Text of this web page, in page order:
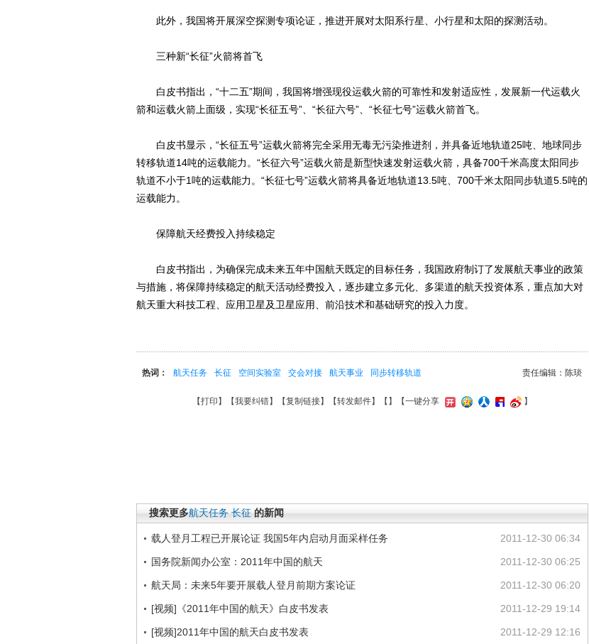
此外，我国将开展深空探测专项论证，推进开展对太阳系行星、小行星和太阳的探测活动。
三种新“长征”火箭将首飞
白皮书指出，“十二五”期间，我国将增强现役运载火箭的可靠性和发射适应性，发展新一代运载火
箭和运载火箭上面级，实现“长征五号”、“长征六号”、“长征七号”运载火箭首飞。
白皮书显示，“长征五号”运载火箭将完全采用无毒无污染推进剂，并具备近地轨道25吨、地球同步
转移轨道14吨的运载能力。“长征六号”运载火箭是新型快速发射运载火箭，具备700千米高度太阳同步
轨道不小于1吨的运载能力。“长征七号”运载火箭将具备近地轨道13.5吨、700千米太阳同步轨道5.5吨的
运载能力。
保障航天经费投入持续稳定
白皮书指出，为确保完成未来五年中国航天既定的目标任务，我国政府制订了发展航天事业的政策
与措施，将保障持续稳定的航天活动经费投入，逐步建立多元化、多渠道的航天投资体系，重点加大对
航天重大科技工程、应用卫星及卫星应用、前沿技术和基础研究的投入力度。
责任编辑：陈琰
热词： 航天任务 长征 空间实验室 交会对接 航天事业 同步转移轨道
【打印 】【我要纠错】【复制链接】【转发邮件】【 】 【一键分享 】
搜索更多航天任务 长征 的新闻
2011-12-30 06:34
载人登月工程已开展论证 我国5年内启动月面采样任务
2011-12-30 06:25
国务院新闻办公室：2011年中国的航天
2011-12-30 06:20
航天局：未来5年要开展载人登月前期方案论证
2011-12-29 19:14
[视频]《2011年中国的航天》白皮书发表
2011-12-29 12:16
[视频]2011年中国的航天白皮书发表